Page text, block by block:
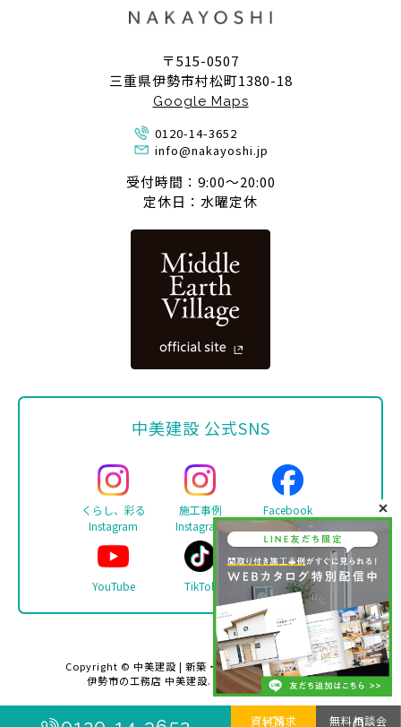
資料請求 無料相談会
〒515-0507
三重県伊勢市村松町1380-18
Google Maps
0120-14-3652
info@nakayoshi.jp
受付時間：9:00〜20:00
定休日：水曜定休
中美建設 公式SNS
くらし、彩る
Instagram
施工事例
Instagram
Facebook
YouTube TikTok LINE
Copyright © 中美建設 | 新築・リフォーム・注文住宅は
伊勢市の工務店 中美建設. All rights reserved.